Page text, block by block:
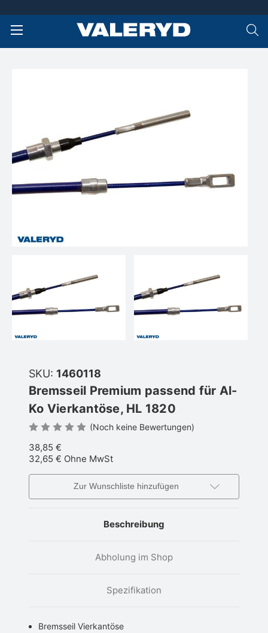
SKU: 1460118
Bremsseil Premium passend für Al-
Ko Vierkantöse, HL 1820
(Noch keine Bewertungen)
38,85 €
32,65 € Ohne MwSt
Zur Wunschliste hinzufügen
Beschreibung
Abholung im Shop
Spezifikation
Bremsseil Vierkantöse